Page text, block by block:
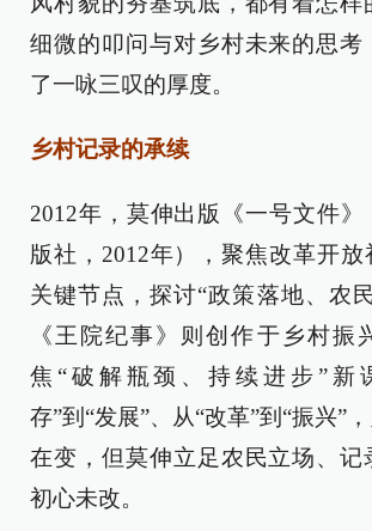
细微的叩问与对乡村未来的思考
了一咏三叹的厚度。
乡村记录的承续
2012年，莫伸出版《一号文件》
版社，2012年），聚焦改革开放
关键节点，探讨“政策落地、农
《王院纪事》则创作于乡村振
焦“破解瓶颈、持续进步”新
存”到“发展”、从“改革”到“振兴”
在变，但莫伸立足农民立场、记
初心未改。